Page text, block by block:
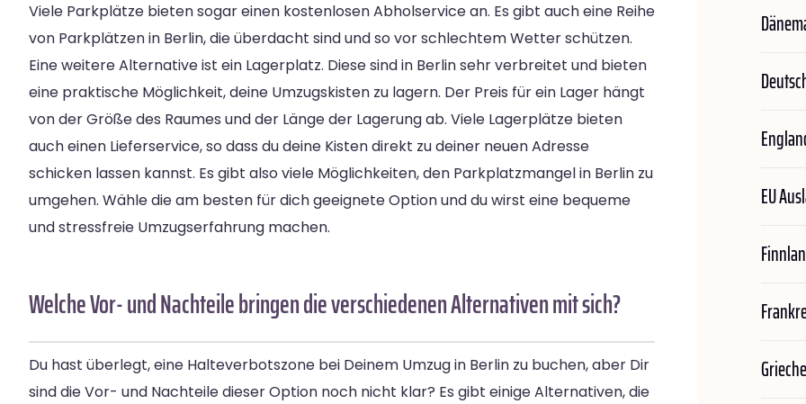
Viele Parkplätze bieten sogar einen kostenlosen Abholservice an. Es gibt auch eine Reihe
von Parkplätzen in Berlin, die überdacht sind und so vor schlechtem Wetter schützen.
Eine weitere Alternative ist ein Lagerplatz. Diese sind in Berlin sehr verbreitet und bieten
eine praktische Möglichkeit, deine Umzugskisten zu lagern. Der Preis für ein Lager hängt
von der Größe des Raumes und der Länge der Lagerung ab. Viele Lagerplätze bieten
auch einen Lieferservice, so dass du deine Kisten direkt zu deiner neuen Adresse
schicken lassen kannst. Es gibt also viele Möglichkeiten, den Parkplatzmangel in Berlin zu
umgehen. Wähle die am besten für dich geeignete Option und du wirst eine bequeme
und stressfreie Umzugserfahrung machen.
Welche Vor- und Nachteile bringen die verschiedenen Alternativen mit sich?
Du hast überlegt, eine Halteverbotszone bei Deinem Umzug in Berlin zu buchen, aber Dir
sind die Vor- und Nachteile dieser Option noch nicht klar? Es gibt einige Alternativen, die
EU